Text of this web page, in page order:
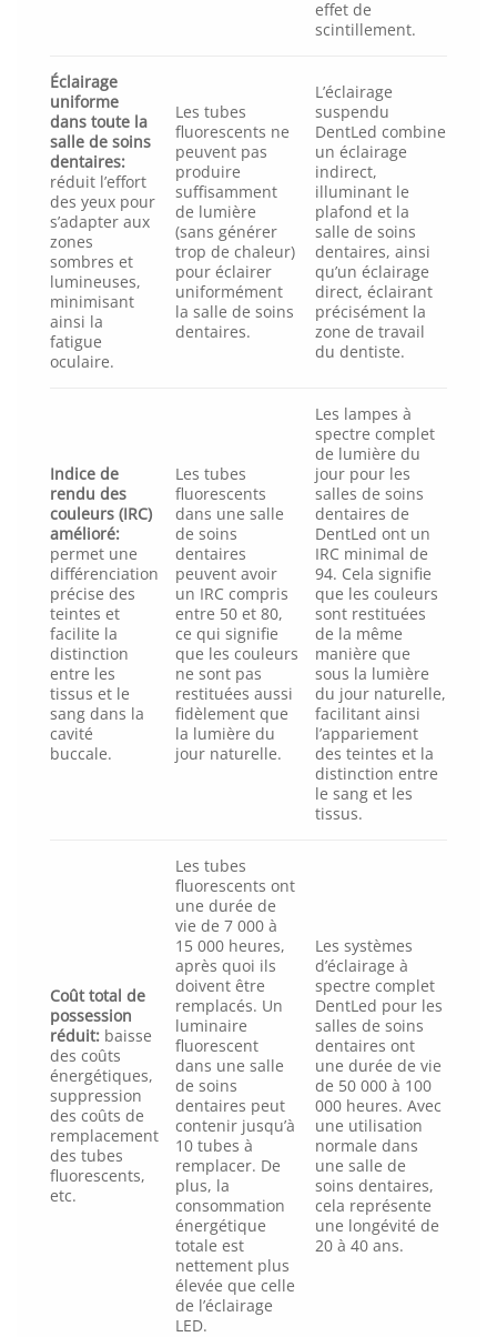
effet de
scintillement.
Éclairage
uniforme
dans toute la
salle de soins
dentaires:
réduit l’effort
des yeux pour
s’adapter aux
zones
sombres et
lumineuses,
minimisant
ainsi la
fatigue
oculaire.
Les tubes
fluorescents ne
peuvent pas
produire
suffisamment
de lumière
(sans générer
trop de chaleur)
pour éclairer
uniformément
la salle de soins
dentaires.
L’éclairage
suspendu
DentLed combine
un éclairage
indirect,
illuminant le
plafond et la
salle de soins
dentaires, ainsi
qu’un éclairage
direct, éclairant
précisément la
zone de travail
du dentiste.
Indice de
rendu des
couleurs (IRC)
amélioré:
permet une
différenciation
précise des
teintes et
facilite la
distinction
entre les
tissus et le
sang dans la
cavité
buccale.
Les tubes
fluorescents
dans une salle
de soins
dentaires
peuvent avoir
un IRC compris
entre 50 et 80,
ce qui signifie
que les couleurs
ne sont pas
restituées aussi
fidèlement que
la lumière du
jour naturelle.
Les lampes à
spectre complet
de lumière du
jour pour les
salles de soins
dentaires de
DentLed ont un
IRC minimal de
94. Cela signifie
que les couleurs
sont restituées
de la même
manière que
sous la lumière
du jour naturelle,
facilitant ainsi
l’appariement
des teintes et la
distinction entre
le sang et les
tissus.
Coût total de
possession
réduit: baisse
des coûts
énergétiques,
suppression
des coûts de
remplacement
des tubes
fluorescents,
etc.
Les tubes
fluorescents ont
une durée de
vie de 7 000 à
15 000 heures,
après quoi ils
doivent être
remplacés. Un
luminaire
fluorescent
dans une salle
de soins
dentaires peut
contenir jusqu’à
10 tubes à
remplacer. De
plus, la
consommation
énergétique
totale est
nettement plus
élevée que celle
de l’éclairage
LED.
Les systèmes
d’éclairage à
spectre complet
DentLed pour les
salles de soins
dentaires ont
une durée de vie
de 50 000 à 100
000 heures. Avec
une utilisation
normale dans
une salle de
soins dentaires,
cela représente
une longévité de
20 à 40 ans.